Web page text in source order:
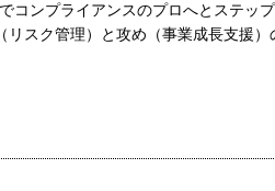
コンプライアンスのプロへとステッ
スク管理）と攻め（事業成長支援